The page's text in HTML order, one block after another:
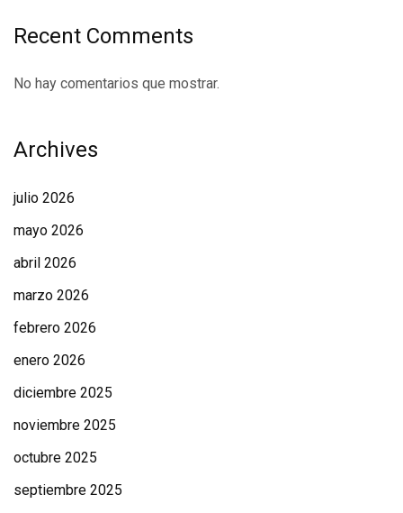
Recent Comments
No hay comentarios que mostrar.
Archives
julio 2026
mayo 2026
abril 2026
marzo 2026
febrero 2026
enero 2026
diciembre 2025
noviembre 2025
octubre 2025
septiembre 2025